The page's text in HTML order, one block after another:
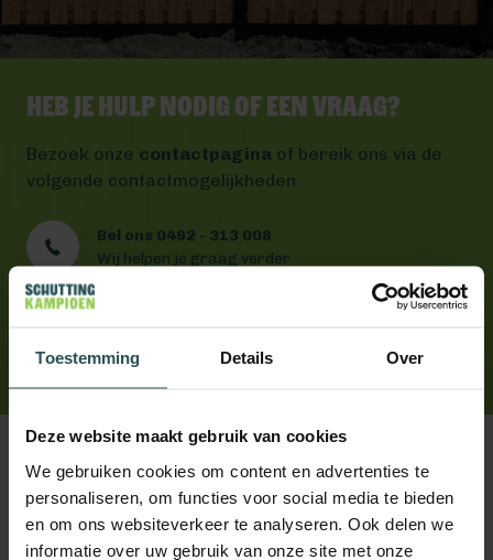
Toestemming Details Over
Deze website maakt gebruik van cookies
We gebruiken cookies om content en advertenties te
personaliseren, om functies voor social media te bieden
en om ons websiteverkeer te analyseren. Ook delen we
informatie over uw gebruik van onze site met onze
Heb je hulp nodig of een vraag?
Bezoek onze contactpagina of bereik ons via de
volgende contactmogelijkheden
Bel ons 0492 - 313 008
Wij helpen je graag verder
Handig toch?
Volg ons!